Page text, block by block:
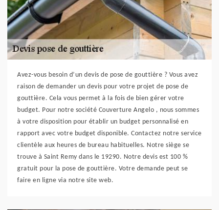
Avez-vous besoin d’un devis de pose de gouttière ? Vous avez
raison de demander un devis pour votre projet de pose de
gouttière. Cela vous permet à la fois de bien gérer votre
budget. Pour notre société Couverture Angelo , nous sommes
à votre disposition pour établir un budget personnalisé en
rapport avec votre budget disponible. Contactez notre service
clientèle aux heures de bureau habituelles. Notre siège se
trouve à Saint Remy dans le 19290. Notre devis est 100 %
gratuit pour la pose de gouttière. Votre demande peut se
faire en ligne via notre site web.